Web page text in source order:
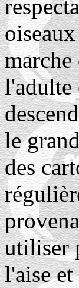
l'adulte
le
des
utiliser
l'aise